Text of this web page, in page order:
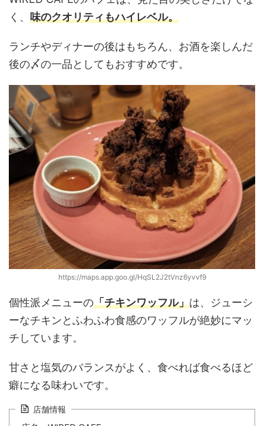
く、 味のクオリティもハイレベル。
ランチやディナーの後はもちろん、お酒を楽しんだ
後の〆の一品としてもおすすめです。
https://maps.app.goo.gl/HqSL2J2tVnz6yvvf9
個性派メニューの「チキンワッフル」は、ジューシ
ーなチキンとふわふわ食感のワッフルが絶妙にマッ
チしています。
甘さと塩気のバランスがよく、食べれば食べるほど
癖になる味わいです。
店舗情報